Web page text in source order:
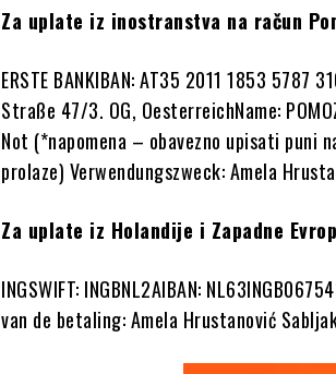
Za uplate iz inostranstva na račun
ERSTE BANKIBAN: AT35 2011 1853 5787
Straße 47/3. OG, OesterreichName:
Not (*napomena – obavezno upisati puni
prolaze) Verwendungszweck: Amela
Za uplate iz Holandije i Zapadne
INGSWIFT: INGBNL2AIBAN:
van de betaling: Amela Hrustanović